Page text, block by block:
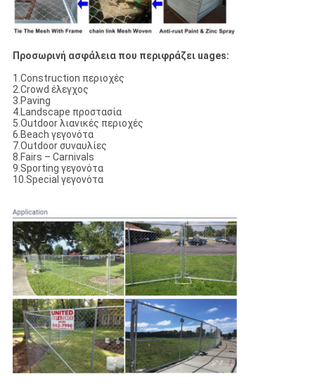
Προσωρινή ασφάλεια που περιφράζει uages:
1.Construction περιοχές
2.Crowd έλεγχος
3.Paving
4.Landscape προστασία
5.Outdoor λιανικές περιοχές
6.Beach γεγονότα
7.Outdoor συναυλίες
8.Fairs – Carnivals
9.Sporting γεγονότα
10.Special γεγονότα